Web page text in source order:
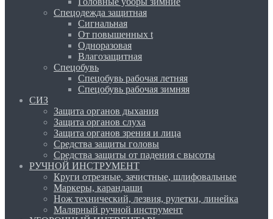
Спецодежда защитная
Сигнальная
От повышенных t
Одноразовая
Влагозащитная
Спецобувь
Спецобувь рабочая летняя
Спецобувь рабочая зимняя
СИЗ
Защита органов дыхания
Защита органов слуха
Защита органов зрения и лица
Средства защиты головы
Средства защиты от падения с высоты
РУЧНОЙ ИНСТРУМЕНТ
Круги отрезные, зачистные, шлифовальные
Маркеры, карандаши
Нож технический, лезвия, рулетки, линейка
Малярный ручной инструмент